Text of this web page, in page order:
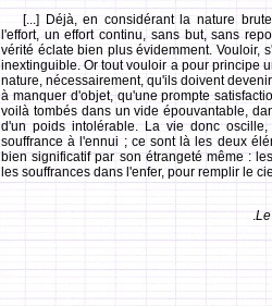
[...] Déjà, en considérant la nature
l'effort, un effort continu, sans but, sans
vérité éclate bien plus évidemment. Vouloir,
inextinguible. Or tout vouloir a pour principe
nature, nécessairement, qu'ils doivent
à manquer d'objet, qu'une prompte
voilà tombés dans un vide épouvantable,
d'un poids intolérable. La vie donc
souffrance à l'ennui ; ce sont là les deux
bien significatif par son étrangeté même :
les souffrances dans l'enfer, pour remplir le
.